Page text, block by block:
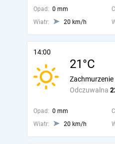
Opad: 0 mm
Wiatr:
20 km/h
14:00
21°C
Odczuwalna
Zachmurzenie
Opad: 0 mm
Wiatr:
20 km/h